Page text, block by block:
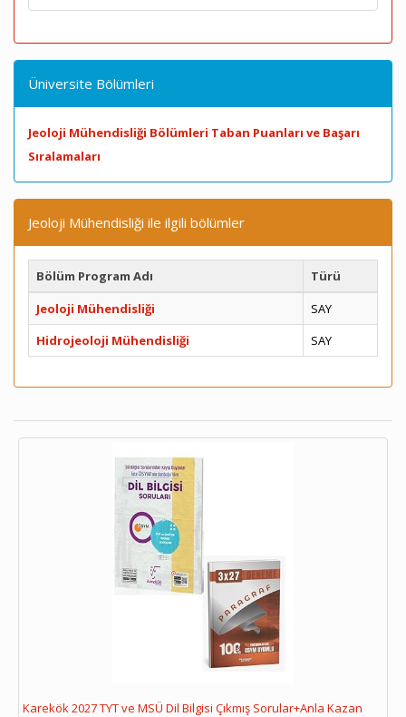
Üniversite Bölümleri
Jeoloji Mühendisliği Bölümleri Taban Puanları ve Başarı
Sıralamaları
Jeoloji Mühendisliği ile ilgili bölümler
Bölüm Program Adı
Türü
Jeoloji Mühendisliği
SAY
Hidrojeoloji Mühendisliği
SAY
Karekök 2027 TYT ve MSÜ Dil Bilgisi Çıkmış Sorular+Anla Kazan